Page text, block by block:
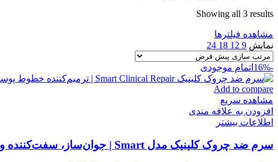
Showing all 3 results
مشاهده فیلترها
نمایش 9
12
18
24
-16% اتمام موجودی
Add to compare
مشاهده سریع
افزودن به علاقه مندی
اطلاعات بیشتر
سرم ضد چروک کلینیک مدل Smart | جوان‌ساز، سفت‌کننده و یکدست‌کننده پوست